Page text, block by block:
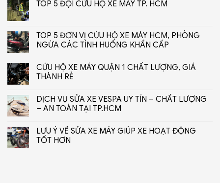
TOP 5 ĐỘI CỨU HỘ XE MÁY TP. HCM
TOP 5 ĐƠN VỊ CỨU HỘ XE MÁY HCM, PHÒNG
NGỪA CÁC TÌNH HUỐNG KHẨN CẤP
CỨU HỘ XE MÁY QUẬN 1 CHẤT LƯỢNG, GIÁ
THÀNH RẺ
DỊCH VỤ SỬA XE VESPA UY TÍN – CHẤT LƯỢNG
– AN TOÀN TẠI TP.HCM
LƯU Ý VỀ SỬA XE MÁY GIÚP XE HOẠT ĐỘNG
TỐT HƠN